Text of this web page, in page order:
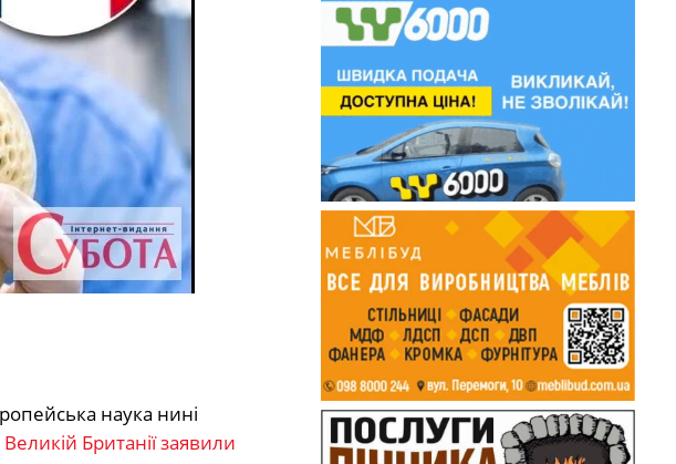
наука нині
Великій Британії заявили